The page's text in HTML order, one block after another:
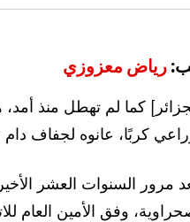
رياض معزوزي
كما لم تهطل منذ أمد،
كربًا، عانوه لجفاف دام
مرور السنوات العشر
وفق الأمين العام